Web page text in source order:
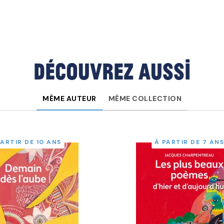
Découvrez aussi
MÊME AUTEUR MÊME COLLECTION
DE 10 ANS À PARTIR DE 7 ANS